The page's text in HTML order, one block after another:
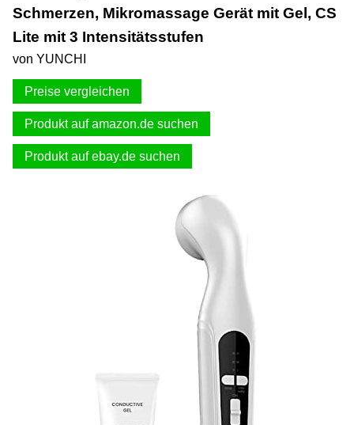
Presse
Datenschutz
Impressum
Schmerzen, Mikromassage Gerät mit Gel, CS
Lite mit 3 Intensitätsstufen
von YUNCHI
Preise vergleichen
Produkt auf amazon.de suchen
Produkt auf ebay.de suchen